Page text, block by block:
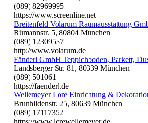
(089) 82969995
https://www.screenline.net
Breitenfeld Volarum Raumausstattung
Rümannstr. 5, 80804 München
(089) 12309537
http://www.volarum.de
Fänderl GmbH Teppichboden, Parkett,
Landsberger Str. 81, 80339 München
(089) 501061
https://faenderl.de
Wellemeyer Lore Einrichtung &
Brunhildenstr. 25, 80639 München
(089) 17117352
https://www.lorewellemeyer.de